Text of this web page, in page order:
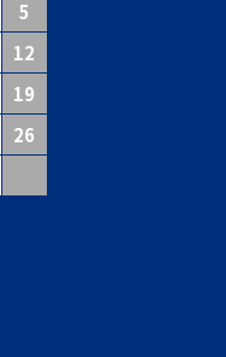
5
12
19
26